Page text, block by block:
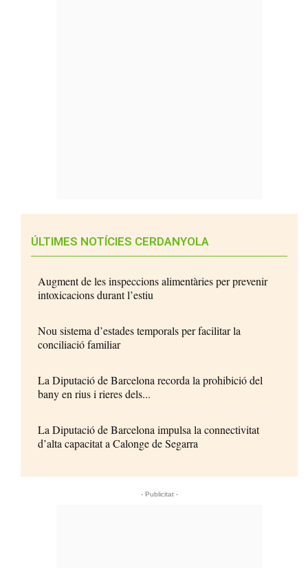
ÚLTIMES NOTÍCIES CERDANYOLA
Augment de les inspeccions alimentàries per prevenir
intoxicacions durant l’estiu
Nou sistema d’estades temporals per facilitar la
conciliació familiar
La Diputació de Barcelona recorda la prohibició del
bany en rius i rieres dels...
La Diputació de Barcelona impulsa la connectivitat
d’alta capacitat a Calonge de Segarra
- Publicitat -